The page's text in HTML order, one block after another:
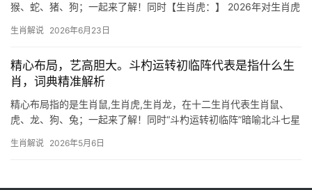
猴、蛇、猪、狗；一起来了解！同时【生肖虎：】 2026年对生肖虎
遭遇项目被抢或团队停滞，职场中易被领导责骂，郁郁寡欢者不在
生肖解说 2026年6月23日
精心布局，艺高胆大。斗杓运转初临阵代表是指什么生
肖，词典精准解析
精心布局指的是生肖鼠,生肖虎,生肖龙，在十二生肖代表生肖鼠、
虎、龙、狗、兔；一起来了解！同时“斗杓运转初临阵”暗喻北斗七星
肖鼠恰逢其会，古籍称其“衔烛照夜”，象征在混沌中开辟生机的智
生肖解说 2026年5月6日